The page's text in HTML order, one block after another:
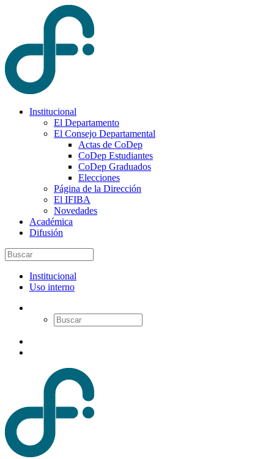
Institucional
El Departamento
El Consejo Departamental
Actas de CoDep
CoDep Estudiantes
CoDep Graduados
Elecciones
Página de la Dirección
El IFIBA
Novedades
Académica
Difusión
Institucional
Uso interno